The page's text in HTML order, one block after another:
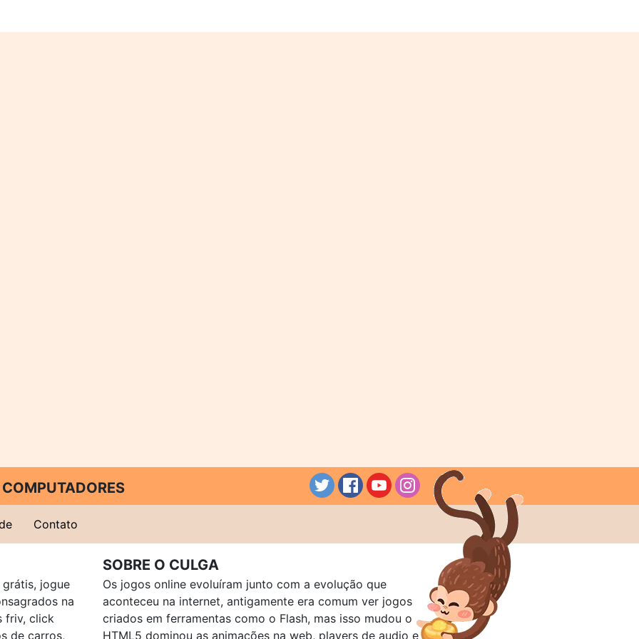
Contato
jogue
na
friv, click
de carros,
SOBRE O CULGA
Os jogos online evoluíram junto com a evolução que
aconteceu na internet, antigamente era comum ver jogos
criados em ferramentas como o Flash, mas isso mudou o
HTML5 dominou as animações na web, players de audio e